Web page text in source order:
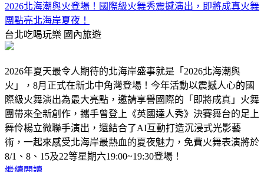
2026北海潮與火登場！國際級火舞秀震撼演出，即將成真火舞
團點亮北海岸夏夜！
台北吃喝玩樂 國內旅遊
2026年夏天最令人期待的北海岸盛事就是「2026北海潮與
火」，8月正式在新北中角灣登場！今年活動以震撼人心的國
際級火舞演出為最大亮點，邀請享譽國際的「即將成真」火舞
團帶來全新創作，攜手曾登上《英國達人秀》決賽舞台的足上
舞伶楊立微聯手演出，還結合了AI互動打造沉浸式光影藝
術，一起來感受北海岸最熱血的夏夜魅力，免費火舞表演將於
8/1、8、15及22等星期六19:00~19:30登場！